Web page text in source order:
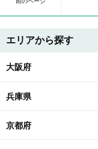
エリアから探す
大阪府
兵庫県
京都府